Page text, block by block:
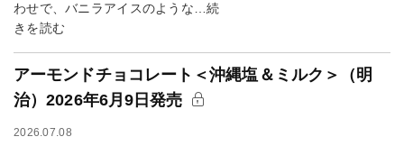
わせで、バニラアイスのような…続
きを読む
アーモンドチョコレート＜沖縄塩＆ミルク＞（明
治）2026年6月9日発売
2026.07.08